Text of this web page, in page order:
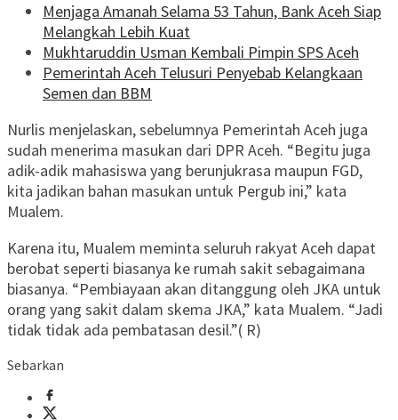
Menjaga Amanah Selama 53 Tahun, Bank Aceh Siap
Melangkah Lebih Kuat
Mukhtaruddin Usman Kembali Pimpin SPS Aceh
Pemerintah Aceh Telusuri Penyebab Kelangkaan
Semen dan BBM
Nurlis menjelaskan, sebelumnya Pemerintah Aceh juga
sudah menerima masukan dari DPR Aceh. “Begitu juga
adik-adik mahasiswa yang berunjukrasa maupun FGD,
kita jadikan bahan masukan untuk Pergub ini,” kata
Mualem.
Karena itu, Mualem meminta seluruh rakyat Aceh dapat
berobat seperti biasanya ke rumah sakit sebagaimana
biasanya. “Pembiayaan akan ditanggung oleh JKA untuk
orang yang sakit dalam skema JKA,” kata Mualem. “Jadi
tidak tidak ada pembatasan desil.”( R)
Sebarkan